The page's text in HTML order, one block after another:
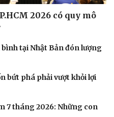
2026 có quy mô
tại Nhật Bản đón lượng
bứt phá phải vượt khỏi lợi
7 tháng 2026: Những con